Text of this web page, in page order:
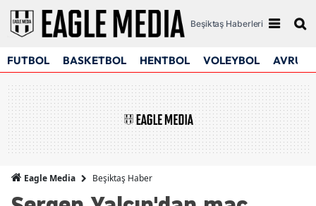
Beşiktaş Haberleri
FUTBOL BASKETBOL HENTBOL VOLEYBOL
Eagle Media Beşiktaş Haber